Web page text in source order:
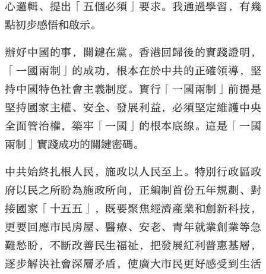
心邏輯、提出「五個必須」要求。我通過學習，有幾
點初步感悟和啟示。
辦好中國的事，關鍵在黨。香港回歸後的實踐證明，
「一國兩制」的成功，根本在於中共的正確領導，堅
持中國特色社會主義制度。實行「一國兩制」前提是
堅持國家主權、安全、發展利益，必須堅定維護中央
全面管治權，築牢「一國」的根本底線。這是「一國
兩制」實踐成功的關鍵密碼。
中共始終扎根人民，施政以人民至上。特別行政區政
府以民之所盼為施政所向，正編制首份五年規劃、對
接國家「十五五」，既要聚焦經濟產業和創新科技，
更要回應市民房屋、醫療、安老、青年就業創業等急
難愁盼，不斷改善民生福祉，把發展紅利普惠基層，
逐步解決社會深層矛盾，使廣大市民更好感受到生活